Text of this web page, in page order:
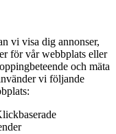
vi visa dig annonser,
för vår webbplats eller
och mäta
vi följande